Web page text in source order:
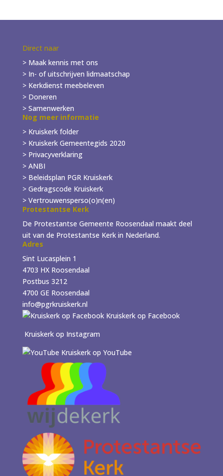
Direct naar
> Maak kennis met ons
> In- ofuitschrijven lidmaatschap
> Kerkdienst meebeleven
> Doneren
> Samenwerken
Nog meer informatie
> Kruiskerk folder
>Kruiskerk Gemeentegids 2020
> Privacyverklaring
> ANBI
> Beleidsplan PGR Kruiskerk
> Gedragscode Kruiskerk
> Vertrouwensperso(o)n(en)
Protestantse Kerk
De Protestantse Gemeente Roosendaal maakt deel
uit van de Protestantse Kerk in Nederland.
Adres
Sint Lucasplein 1
4703 HX Roosendaal
Postbus 3212
4700 GE Roosendaal
info@pgrkruiskerk.nl
Kruiskerk op Facebook
Kruiskerk op Instagram
Kruiskerk op YouTube